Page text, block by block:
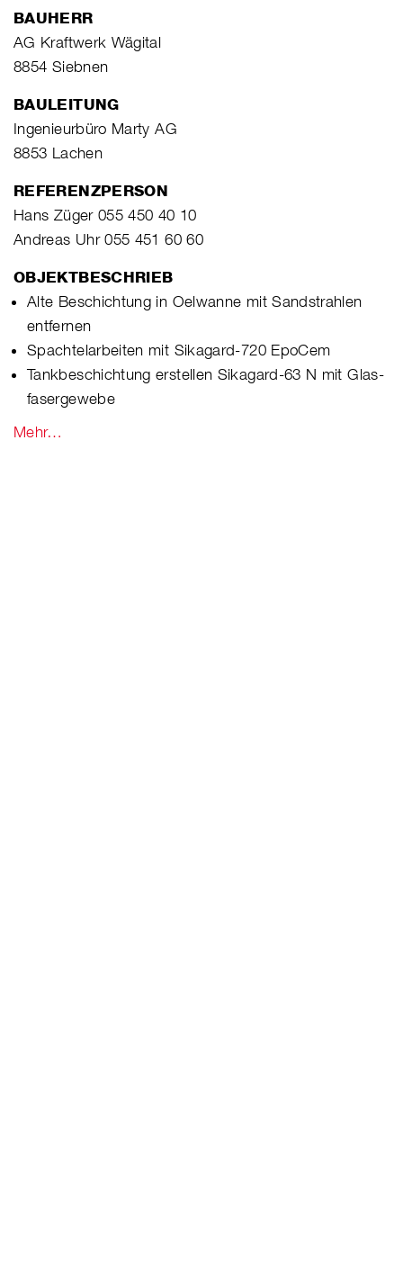
BAUHERR
AG Kraftwerk Wägital
8854 Siebnen
BAULEITUNG
Ingenieurbüro Marty AG
8853 Lachen
REFERENZPERSON
Hans Züger 055 450 40 10
Andreas Uhr 055 451 60 60
OBJEKTBESCHRIEB
Alte Beschichtung in Oelwanne mit Sandstrahlen
entfernen
Spachtelarbeiten mit Sikagard-720 EpoCem
Tankbeschichtung erstellen Sikagard-63 N mit Glas-
fasergewebe
Mehr…